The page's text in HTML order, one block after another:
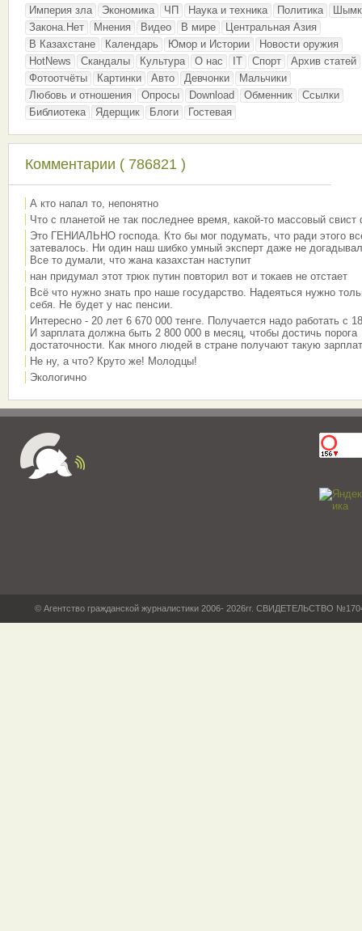
Империя зла Экономика ЧП Наука и техника Политика
Закона.Нет
Мнения Видео В мире
Центральная Азия
В Казахстане
Календарь Юмор и Истории
Новости оружия
HotNews
Скандалы Культура О нас IT Спорт
Архив статей
Фотоотчёты
Картинки Авто Девчонки
Мальчики
Любовь и отношения
Опросы Download Обменник
Ссылки
Библиотека
Ядерщик Блоги Гостевая
Комментарии ( 786821 )
А кто напал то, непонятно
Что с планетой не так последнее время, какой-то массовый свист
Это ГЕНИАЛЬНО господа. Кто бы мог подумать, что ради этого
затевалось. Ни один наш шибко умный эксперт даже не
Все то думали, что жана казахстан наступит
нан придумал этот трюк путин повторил вот и токаев не отстает
Всё что нужно знать про наше государство. Надеяться нужно
себя. Не будет у нас пенсии.
Интересно - 20 лет 6 670 000 тенге. Получается надо работать с
И зарплата должна быть 2 800 000 в месяц, чтобы достичь порога
достаточности. Как много людей в стране получают такую
Не ну, а что? Круто же! Молодцы!
Экологично
© Агентство гражданской журналистики 2006- 2026гг. СВИДЕТЕЛЬСТВО